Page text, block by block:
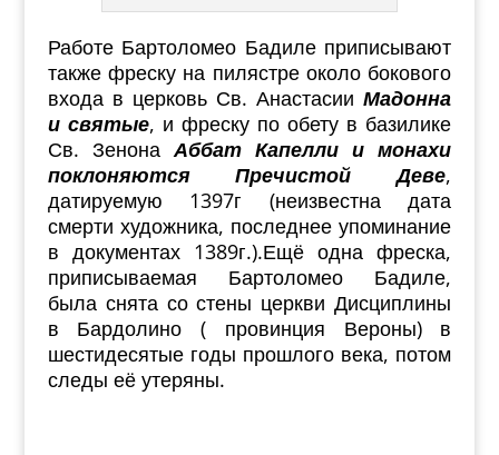
Работе Бартоломео Бадиле приписывают
также фреску на пилястре около бокового
входа в церковь Св. АнастасииМадонна
и святые, и фреску по обету в базилике
Св. Зенона Аббат Капелли и монахи
поклоняются Пречистой Деве,
датируемую 1397г (неизвестна дата
смерти художника, последнее упоминание
в документах 1389г.).Ещё одна фреска,
приписываемая Бартоломео Бадиле,
была снята со стены церкви Дисциплины
в Бардолино ( провинция Вероны) в
шестидесятые годы прошлого века, потом
следы её утеряны.